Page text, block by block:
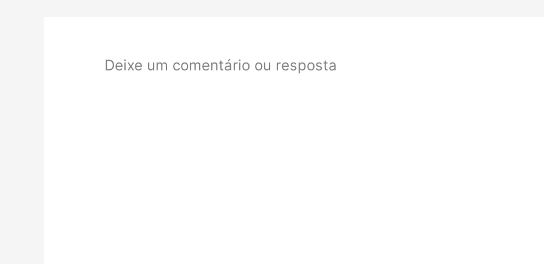
Deixe um comentário ou resposta